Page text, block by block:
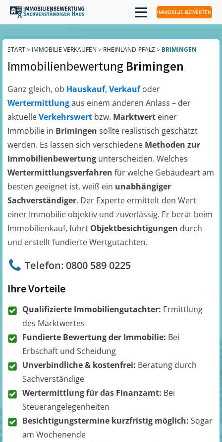
IMMOBILIE BEWERTEN
START> IMMOBILIE VERKAUFEN > RHEINLAND-PFALZ> BRIMINGEN
Immobilienbewertung Brimingen
Ganz gleich, ob Hauskauf, Verkaufoder
Wertermittlungaus einem anderen Anlass – der
aktuelleVerkehrswert bzw. Marktwert einer
Immobilie in Brimingen sollte realistisch geschätzt
werden. Es lassen sich verschiedene Methoden zur
Immobilienbewertung unterscheiden. Welches
Wertermittlungsverfahren für welche Gebäudeart am
besten geeignet ist, weiß ein unabhängiger
Sachverständiger. Der Experte ermittelt den Wert
einer Immobilie objektiv und zuverlässig. Er berät beim
Immobilienkauf, führt Objektbesichtigungen durch
und erstellt fundierte Wertgutachten.
Telefon: 0800 589 0225
Ihre Vorteile
Qualifizierte Immobiliengutachter: Ermittlung
des Marktwertes
Fundierte Bewertung der Immobilie: Bei
Erbschaft und Scheidung
Unverbindliche & kostenfrei: Beratung durch
Sachverständige
Wertermittlung für das Finanzamt: Bei
Steuerangelegenheiten
Besichtigungstermine kurzfristig möglich: Sogar
am Wochenende